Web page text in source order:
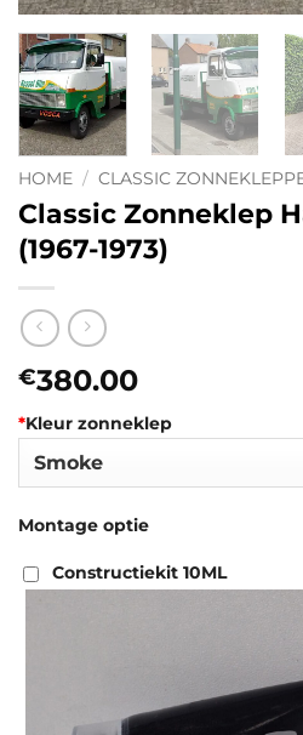
HOME / CLASSIC
Classic Zonneklep
(1967-1973)
€380.00
*Kleur zonneklep
Montage optie
Constructiekit 10ML